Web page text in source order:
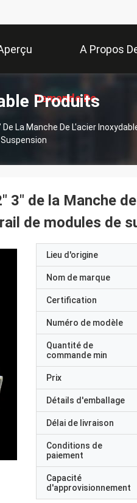
A Propos
Demande De
Soumission
Produits
La Manche De L'acier
3" de la Manche
de modules de
Lieu d'origine
Nom de marque
Certification
Numéro de modèle
Quantité de
commande min
Prix
Détails d'emballage
Délai de livraison
Conditions de
paiement
Capacité
d'approvisionnement